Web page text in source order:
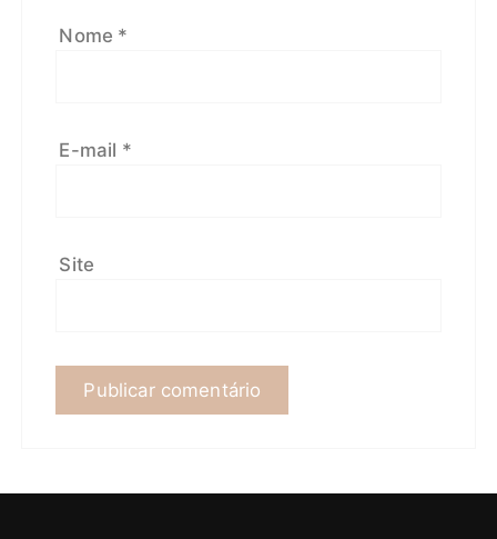
Nome *
E-mail *
Site